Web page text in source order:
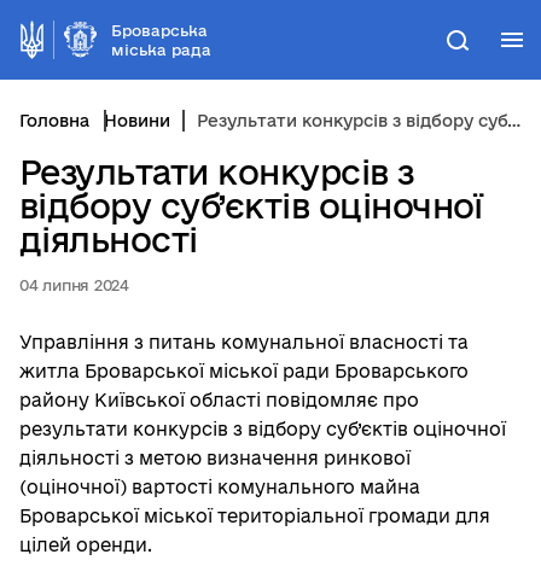
Броварська
міська рада
Пошук
Головна Новини Результати конкурсів з відбору суб’єктів оціночної діяльності
Результати конкурсів з
відбору суб’єктів оціночної
діяльності
04 липня 2024
Управління з питань комунальної власності та
житла Броварської міської ради Броварського
району Київської області повідомляє про
результати конкурсів з відбору суб’єктів оціночної
діяльності з метою визначення ринкової
(оціночної) вартості комунального майна
Броварської міської територіальної громади для
цілей оренди.